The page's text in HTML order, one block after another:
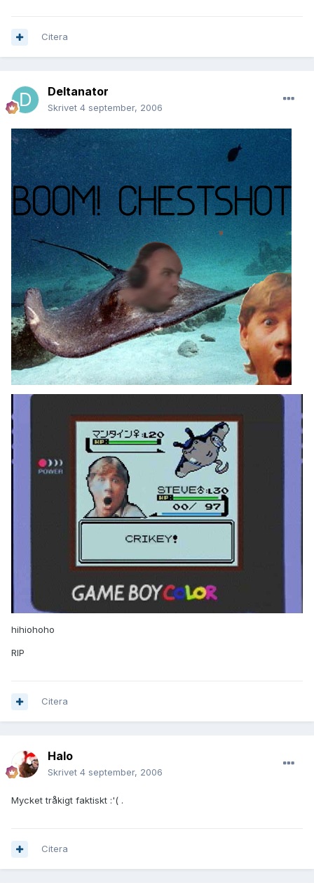
Citera
Deltanator
Skrivet 4 september, 2006
hihiohoho
RIP
Citera
Halo
Skrivet 4 september, 2006
Mycket tråkigt faktiskt :'( .
Citera